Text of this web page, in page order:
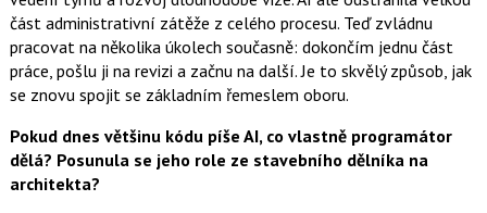
část administrativní zátěže z celého procesu. Teď zvládnu
pracovat na několika úkolech současně: dokončím jednu část
práce, pošlu ji na revizi a začnu na další. Je to skvělý způsob, jak
se znovu spojit se základním řemeslem oboru.
Pokud dnes většinu kódu píše AI, co vlastně programátor
dělá? Posunula se jeho role ze stavebního dělníka na
architekta?